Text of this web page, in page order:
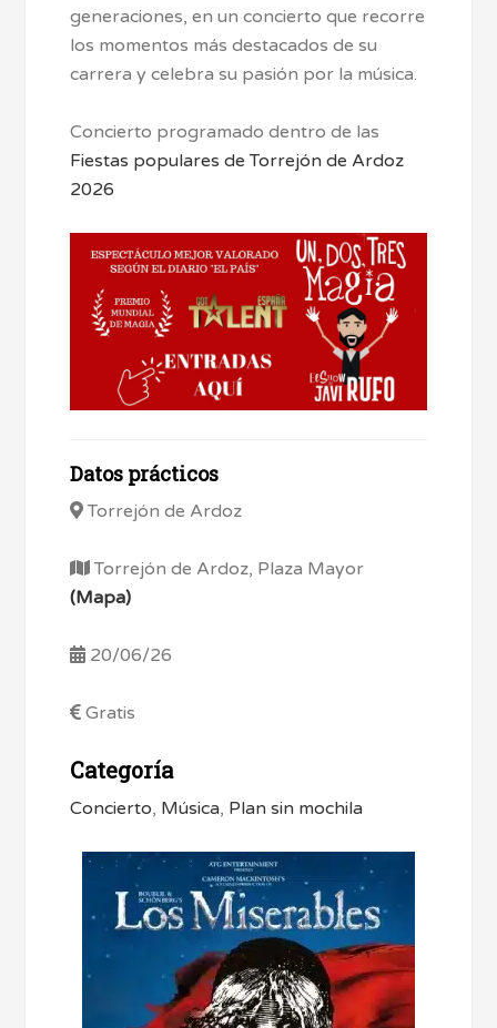
generaciones, en un concierto que recorre
los momentos más destacados de su
carrera y celebra su pasión por la música.
Concierto programado dentro de las
Fiestas populares de Torrejón de Ardoz
2026
Datos prácticos
Torrejón de Ardoz
Torrejón de Ardoz, Plaza Mayor
(Mapa)
20/06/26
Gratis
Categoría
Concierto, Música, Plan sin mochila